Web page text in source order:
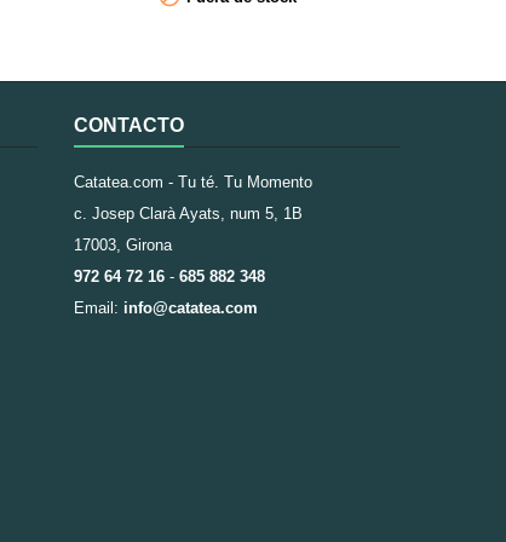
CONTACTO
Catatea.com - Tu té. Tu Momento
c. Josep Clarà Ayats, num 5, 1B
17003, Girona
972 64 72 16 - 685 882 348
Email: info@catatea.com